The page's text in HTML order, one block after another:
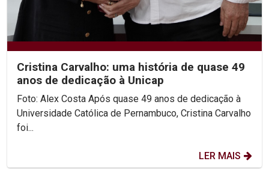
Cristina Carvalho: uma história de quase 49
anos de dedicação à Unicap
Foto: Alex Costa Após quase 49 anos de dedicação à
Universidade Católica de Pernambuco, Cristina Carvalho
foi...
LER MAIS